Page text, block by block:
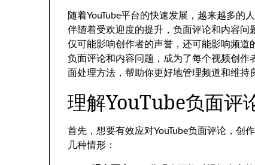
随着YouTube平台的快速发展，越来越多的
伴随着受欢迎度的提升，负面评论和内容
仅可能影响创作者的声誉，还可能影响频道
负面评论和内容问题，成为了每个视频创作
面处理方法，帮助你更好地管理频道和维持
理解YouTube负面评
首先，想要有效应对YouTube负面评论，创
几种情形：